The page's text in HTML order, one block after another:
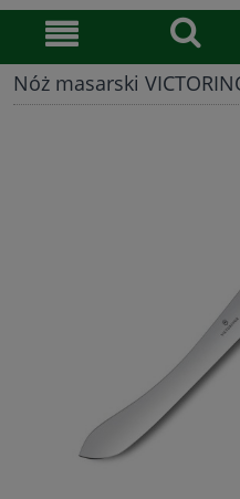
Nóż masarski